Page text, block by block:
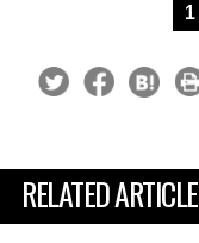
1
RELATED ARTICLE